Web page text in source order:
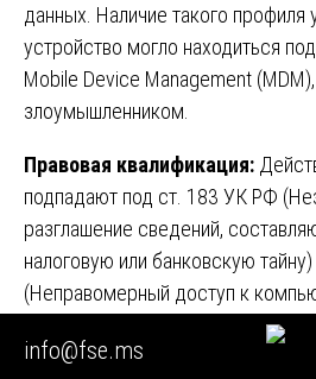
данных. Наличие такого профиля
устройство могло находиться
Mobile Device Management
злоумышленником.
Правовая квалификация:
подпадают под ст. 183 УК РФ
разглашение сведений,
налоговую или банковскую
(Неправомерный доступ к
Кейс №4: Государственный
info@fse.ms